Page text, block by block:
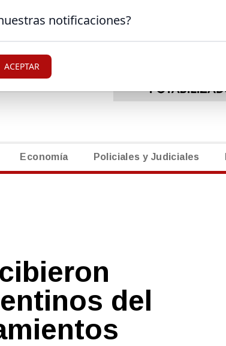
RIO NEGRO
Economía Policiales y Judiciales
del
notificaciones?
ACEPTAR